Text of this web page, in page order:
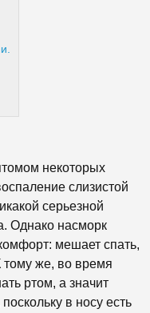
некоторых
слизистой
серьезной
Однако насморк
мешает спать,
тому же, во время
ртом, а значит
в носу есть